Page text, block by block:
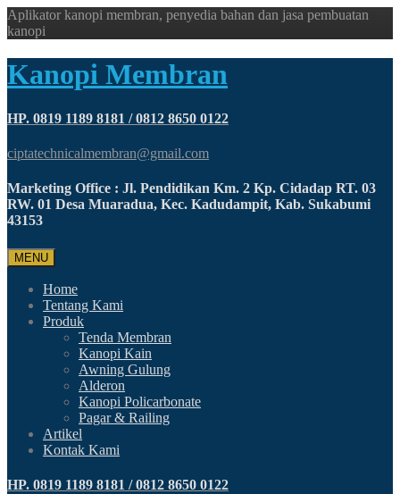
Aplikator kanopi membran, penyedia bahan dan jasa pembuatan
kanopi
Kanopi Membran
HP. 0819 1189 8181 / 0812 8650 0122
ciptatechnicalmembran@gmail.com
Marketing Office : Jl. Pendidikan Km. 2 Kp. Cidadap RT. 03
RW. 01 Desa Muaradua, Kec. Kadudampit, Kab. Sukabumi
43153
MENU
Home
Tentang Kami
Produk
Tenda Membran
Kanopi Kain
Awning Gulung
Alderon
Kanopi Policarbonate
Pagar & Railing
Artikel
Kontak Kami
HP. 0819 1189 8181 / 0812 8650 0122